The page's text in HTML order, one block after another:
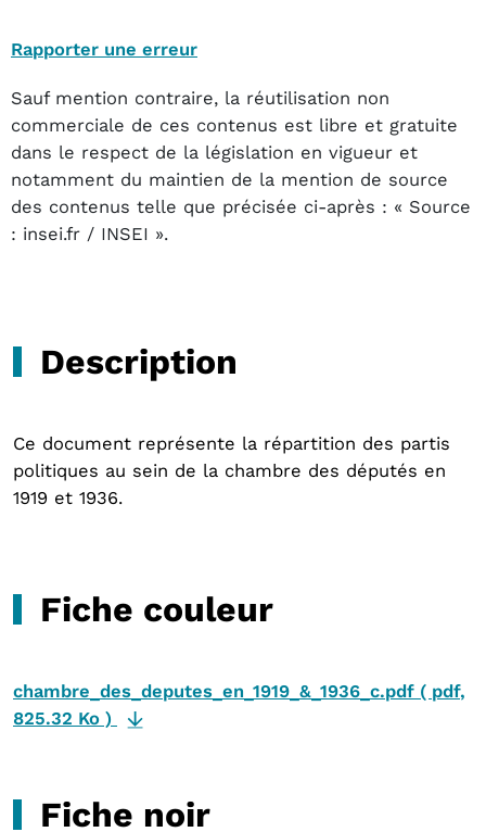
Rapporter une erreur
Sauf mention contraire, la réutilisation non
commerciale de ces contenus est libre et gratuite
dans le respect de la législation en vigueur et
notamment du maintien de la mention de source
des contenus telle que précisée ci-après : « Source
: insei.fr / INSEI ».
Description
Ce document représente la répartition des partis
politiques au sein de la chambre des députés en
1919 et 1936.
Fiche couleur
chambre_des_deputes_en_1919_&_1936_c.pdf ( pdf,
825.32 Ko )
Fiche noir